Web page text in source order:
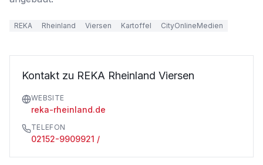
REKA Rheinland Viersen Kartoffel CityOnlineMedien
Kontakt zu REKA Rheinland Viersen
WEBSITE
reka-rheinland.de
TELEFON
02152-9909921 /